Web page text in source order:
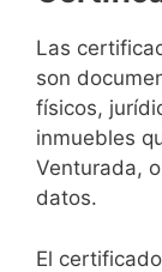
Las
son
físicos,
inmuebles
Venturada,
datos.
El